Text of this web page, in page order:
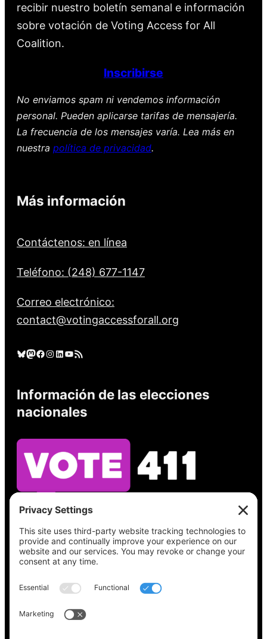
recibir nuestro boletín semanal e información
sobre votación de Voting Access for All
Coalition.
Inscribirse
No enviamos spam ni vendemos información
personal. Pueden aplicarse tarifas de mensajería.
La frecuencia de los mensajes varía. Lea más en
nuestra política de privacidad.
Más información
Contáctenos: en línea
Teléfono: (248) 677-1147
Correo electrónico:
contact@votingaccessforall.org
Cielo azul Mastodonte Facebook Instagram LinkedIn YouTube Feed RSS
Información de las elecciones
nacionales
Vea lo que hay en su boleta, encuentre su
lugar de votación, verifique el estado de su
registro y obtenga toda la información
electoral que necesita enVote411.org.
Por favor no utilice: